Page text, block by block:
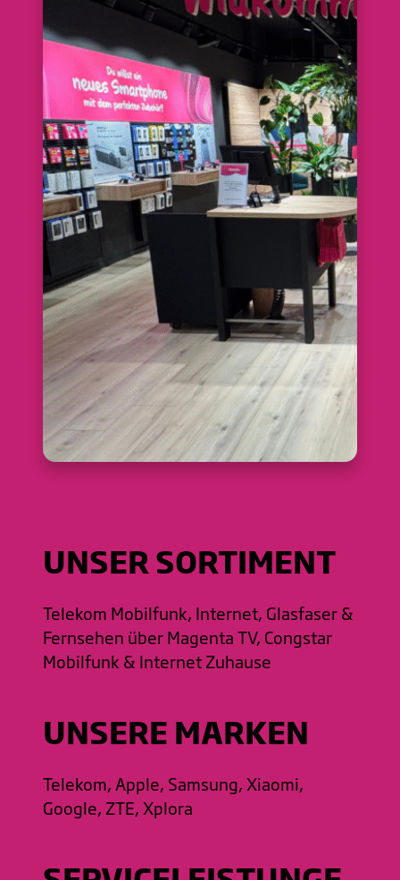
UNSER SORTIMENT
Telekom Mobilfunk, Internet, Glasfaser &
Fernsehen über Magenta TV, Congstar
Mobilfunk & Internet Zuhause
UNSERE MARKEN
Telekom, Apple, Samsung, Xiaomi,
Google, ZTE, Xplora